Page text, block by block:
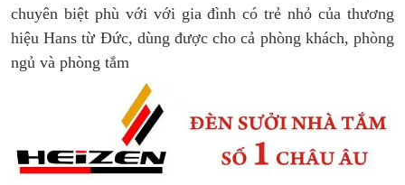
chuyên biệt phù với với gia đình có trẻ nhỏ của thương
hiệu Hans từ Đức, dùng được cho cả phòng khách, phòng
ngủ và phòng tắm